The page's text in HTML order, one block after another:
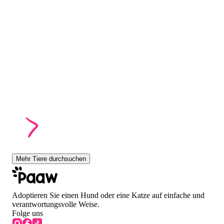
Mehr Tiere durchsuchen
Adoptieren Sie einen Hund oder eine Katze auf einfache und
verantwortungsvolle Weise.
Folge uns